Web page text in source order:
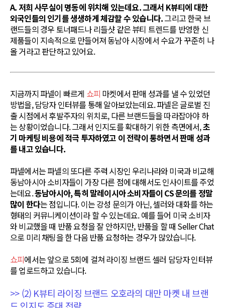
A. 저희 사무실이 명동에 위치해 있는데요. 그래서 K뷰티에 대한
외국인들의 인기를 생생하게 체감할 수 있습니다.그리고 한국 브
랜드들의 경우 토너패드나 리들샷 같은 뷰티 트렌드를 반영한 신
제품들이 지속적으로 만들어져 동남아 시장에서 수요가 꾸준히 나
올 거라고 판단하고 있어요.
지금까지 파넬이 빠르게 쇼피 마켓에서 판매 성과를 낼 수 있었던
방법을, 담당자 인터뷰를 통해 알아보았는데요. 파넬은 글로벌 진
출 시점에서 후발주자의 위치로, 다른 브랜드들을 따라잡아야 하
는 상황이었습니다. 그래서 인지도를 확대하기 위한 측면에서,초
기 마케팅 비용에 적극 투자하였고 이 전략이 통하면서 판매 성과
를 내고 있습니다.
파넬에서는 파넬의 또다른 주력 시장인 우리나라와 미국과 비교해
동남아시아 소비자들이 가장 다른 점에 대해서도 인사이트를 주었
는데요.동남아시아, 특히 말레이시아 소비자들이 CS 문의를 정말
많이 한다는 점입니다. 이는 강성 문의가 아닌, 셀러와 대화를 하는
형태의 커뮤니케이션이라 할 수 있는데요. 예를 들어 미국 소비자
와 비교했을 때 반품 요청을 잘 안하지만, 반품을 할 때 Seller Chat
으로 미리 채팅을 한 다음 반품 요청하는 경우가 많았습니다.
쇼피에서는 앞으로 5회에 걸쳐 라이징 브랜드 셀러 담당자 인터뷰
를 업로드하고 있습니다.
>> (2) K뷰티 라이징 브랜드 오호라의 대만 마켓 내 브랜
드 인지도 증대 전략